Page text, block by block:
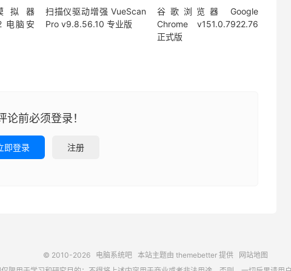
拟器
电脑安
扫描仪驱动增强 VueScan
Pro v9.8.56.10 专业版
谷歌浏览器 Google
Chrome v151.0.7922.76
正式版
论前必须登录！
即登录 注册
© 2010-2026 电脑系统吧本站主题由 themebetter提供
网站地图